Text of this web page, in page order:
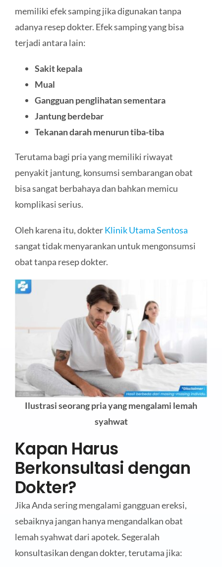
memiliki efek samping jika digunakan tanpa
adanya resep dokter. Efek samping yang bisa
terjadi antara lain:
Sakit kepala
Mual
Gangguan penglihatan sementara
Jantung berdebar
Tekanan darah menurun tiba-tiba
Terutama bagi pria yang memiliki riwayat
penyakit jantung, konsumsi sembarangan obat
bisa sangat berbahaya dan bahkan memicu
komplikasi serius.
Oleh karena itu, dokterKlinik Utama Sentosa
sangat tidak menyarankan untuk mengonsumsi
obat tanpa resep dokter.
Ilustrasi seorang pria yang mengalami lemah
syahwat
Kapan Harus
Berkonsultasi dengan
Dokter?
Jika Anda sering mengalami gangguan ereksi,
sebaiknya jangan hanya mengandalkan obat
lemah syahwat dari apotek. Segeralah
konsultasikan dengan dokter, terutama jika: